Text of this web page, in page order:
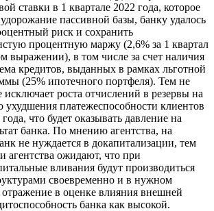
ставки в 1 квартале 2022 года, которое
пассивной базы, банку удалось
риск и сохранить
процентную маржу (2,6% за 1 квартал
выражении), в том числе за счет наличия
кредитов, выданных в рамках льготной
(25% ипотечного портфеля). Тем не
исключает роста отчислений в резервы на
ухудшения платежеспособности клиентов
что будет оказывать давление на
банка. По мнению агентства, на
не нуждается в докапитализации, тем
агентства ожидают, что при
вливания будут производиться
своевременно и в нужном
в оценке влияния внешней
банка как высокой.